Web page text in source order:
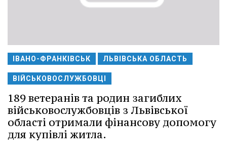
ІВАНО-ФРАНКІВСЬК ЛЬВІВСЬКА ОБЛАСТЬ
ВІЙСЬКОВОСЛУЖБОВЦІ
189 ветеранів та родин загиблих
військовослужбовців з Львівської
області отримали фінансову допомогу
для купівлі житла.